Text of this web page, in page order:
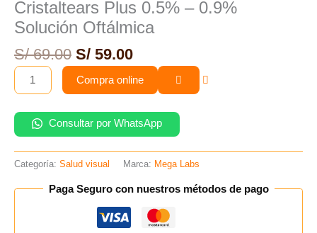
Cristaltears Plus 0.5% – 0.9%
Solución Oftálmica
S/69.00
S/ 69.00.
S/ 59.00
S/ 59.00.
0.9%
Solución
Oftálmica
cantidad
Compra online
Consultar por WhatsApp
Categoría: Salud visual Marca: Mega Labs
Paga Seguro con nuestros métodos de pago